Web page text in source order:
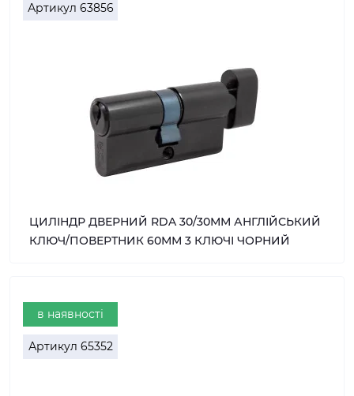
Артикул 63856
ЦИЛІНДР ДВЕРНИЙ RDA 30/30ММ АНГЛІЙСЬКИЙ
КЛЮЧ/ПОВЕРТНИК 60ММ 3 КЛЮЧІ ЧОРНИЙ
в наявності
Артикул 65352